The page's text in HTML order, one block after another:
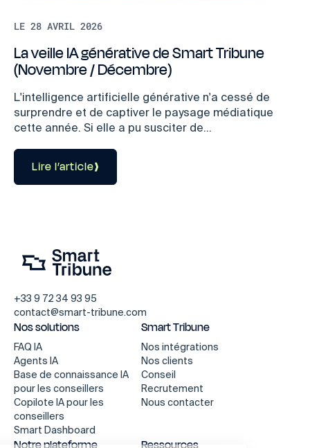
Continuer sans accepter
LE 28 AVRIL 2026
La veille IA générative de Smart Tribune
(Novembre / Décembre)
L'intelligence artificielle générative n'a cessé de
surprendre et de captiver le paysage médiatique
cette année. Si elle a pu susciter de...
Lire l’article
+33 9 72 34 93 95
contact@smart-tribune.com
Nos solutions
FAQ IA
Agents IA
Base de connaissance IA
pour les conseillers
Copilote IA pour les
conseillers
Smart Dashboard
Smart Tribune
Nos intégrations
Nos clients
Conseil
Recrutement
Nous contacter